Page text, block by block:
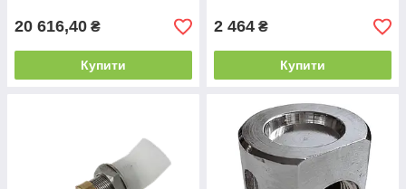
20 616,40 ₴
Купити
2 464 ₴
Купити